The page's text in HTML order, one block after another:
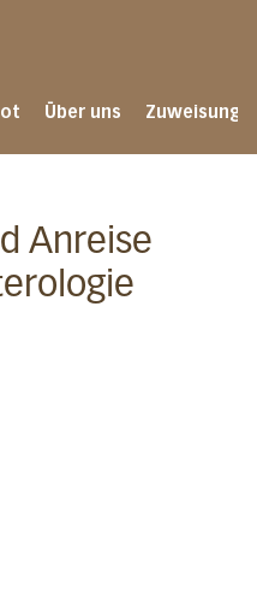
Über uns Zuweisung
Anreise